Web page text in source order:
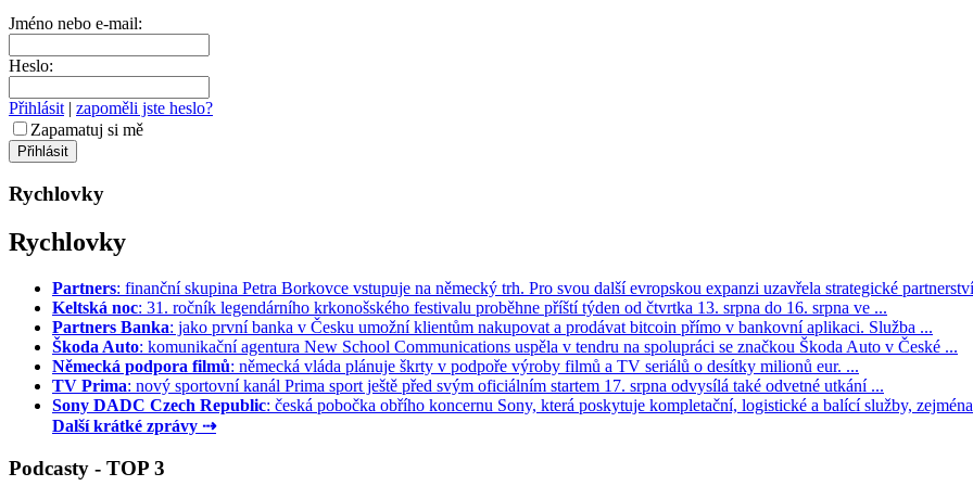
Jméno nebo e-mail:
Heslo:
Přihlásit | zapoměli jste heslo?
Zapamatuj si mě
Rychlovky
Rychlovky
Partners: finanční skupina Petra Borkovce vstupuje na německý trh. Pro svou další evropskou expanzi uzavřela strategické
Keltská noc: 31. ročník legendárního krkonošského festivalu proběhne příští týden od čtvrtka 13. srpna do 16. srpna ve ...
Partners Banka: jako první banka v Česku umožní klientům nakupovat a prodávat bitcoin přímo v bankovní aplikaci. Služba ...
Škoda Auto: komunikační agentura New School Communications uspěla v tendru na spolupráci se značkou Škoda Auto v České ...
Německá podpora filmů: německá vláda plánuje škrty v podpoře výroby filmů a TV seriálů o desítky milionů eur. ...
TV Prima: nový sportovní kanál Prima sport ještě před svým oficiálním startem 17. srpna odvysílá také odvetné utkání ...
Sony DADC Czech Republic: česká pobočka obřího koncernu Sony, která poskytuje kompletační, logistické a balící služby,
Další krátké zprávy ⇢
Podcasty - TOP 3